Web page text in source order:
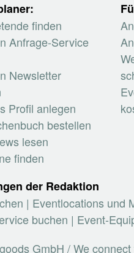
finden
Anfrage-Service
Newsletter
Profil anlegen
bestellen
lesen
finden
der Redaktion
| Eventlocations und
buchen | Event-
GmbH / We